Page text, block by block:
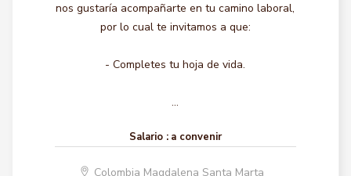
nos gustaría acompañarte en tu camino laboral,
por lo cual te invitamos a que:
- Completes tu hoja de vida.
...
Salario : a convenir
Colombia Magdalena Santa Marta